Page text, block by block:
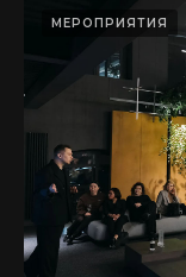
МЕРОПРИЯТИЯ